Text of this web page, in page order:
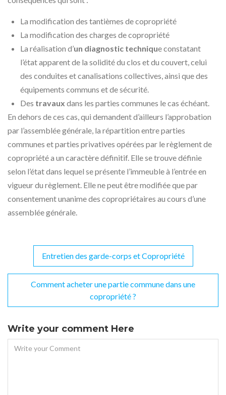
La modification des tantièmes de copropriété
La modification des charges de copropriété
La réalisation d’un diagnostic technique constatant
l’état apparent de la solidité du clos et du couvert, celui
des conduites et canalisations collectives, ainsi que des
équipements communs et de sécurité.
Des travaux dans les parties communes le cas échéant.
En dehors de ces cas, qui demandent d’ailleurs l’approbation
par l’assemblée générale, la répartition entre parties
communes et parties privatives opérées par le règlement de
copropriété a un caractère définitif. Elle se trouve définie
selon l’état dans lequel se présente l’immeuble à l’entrée en
vigueur du règlement. Elle ne peut être modifiée que par
consentement unanime des copropriétaires au cours d’une
assemblée générale.
Navigation
de
Entretien des garde-corps et Copropriété
Comment acheter une partie commune dans une
copropriété ?
Write your comment Here